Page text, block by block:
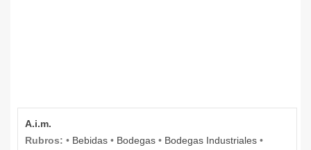
A.i.m.
Rubros: • Bebidas • Bodegas • Bodegas Industriales •